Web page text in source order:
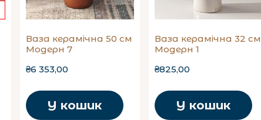
Ваза керамічна 50 см
Модерн 7
₴6 353,00
У кошик
Ваза керамічна 32 см
Модерн 1
₴825,00
У кошик